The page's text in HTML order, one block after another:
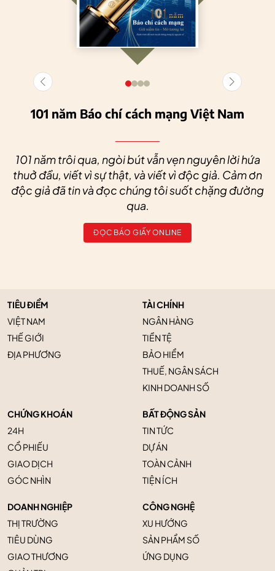
101 năm Báo chí cách mạng Việt Nam
101 năm trôi qua, ngòi bút vẫn vẹn nguyên lời hứa
thuở đầu, viết vì sự thật, và viết vì độc giả. Cảm ơn
độc giả đã tin và đọc chúng tôi suốt chặng đường
qua.
ĐỌC BÁO GIẤY ONLINE
TIÊU ĐIỂM
VIỆT NAM
THẾ GIỚI
ĐỊA PHƯƠNG
TÀI CHÍNH
NGÂN HÀNG
TIỀN TỆ
BẢO HIỂM
THUẾ, NGÂN SÁCH
KINH DOANH SỐ
CHỨNG KHOÁN
24H
CỔ PHIẾU
GIAO DỊCH
GÓC NHÌN
BẤT ĐỘNG SẢN
TIN TỨC
DỰ ÁN
TOÀN CẢNH
TIỆN ÍCH
DOANH NGHIỆP
THỊ TRƯỜNG
TIÊU DÙNG
GIAO THƯƠNG
CÔNG NGHỆ
XU HƯỚNG
SẢN PHẨM SỐ
ỨNG DỤNG